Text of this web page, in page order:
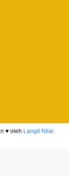
♥ oleh Langit Nilai